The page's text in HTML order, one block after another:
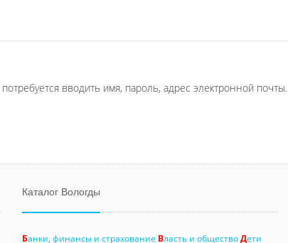
вводить имя, пароль, адрес электронной почты.
Каталог Вологды
Банки, финансы и страхование Власть и обществоДети